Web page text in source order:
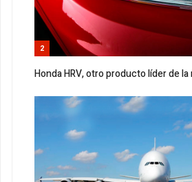
2
Honda HRV, otro producto líder de